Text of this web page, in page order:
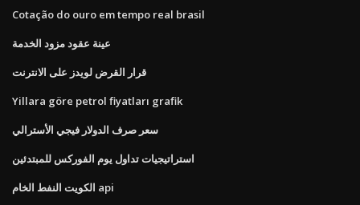
Cotação do ouro em tempo real brasil
عينة عقود مزود الخدمة
قرار القرض لويدز على الانترنت
Yillara göre petrol fiyatları grafik
سعر صرف الدولار فيجي الأسترالي
استراتيجيات تداول يوم الفوركس للمبتدئين
الكويت النفط الخام api